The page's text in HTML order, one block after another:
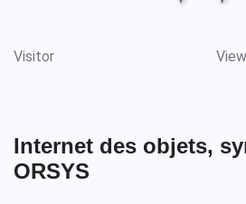
Visitor
Internet des objets,
ORSYS